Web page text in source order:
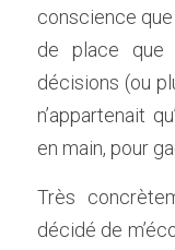
conscience
de place que
décisions (ou
n’appartenait
en main, pour
Très
décidé de